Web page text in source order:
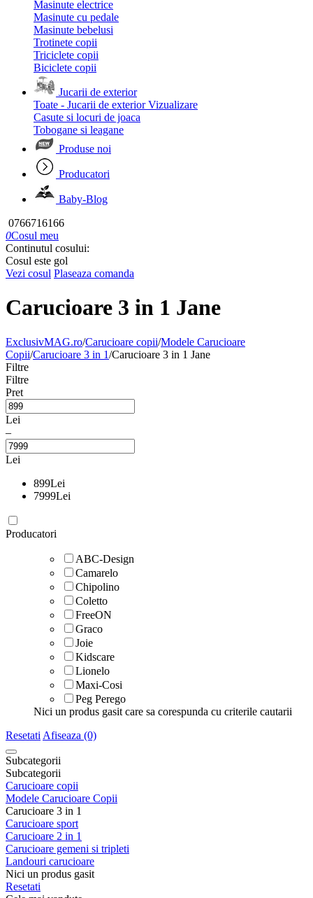
Masinute electrice
Masinute cu pedale
Masinute bebelusi
Trotinete copii
Triciclete copii
Biciclete copii
Jucarii de exterior
Toate - Jucarii de exterior Vizualizare
Casute si locuri de joaca
Tobogane si leagane
Produse noi
Producatori
Baby-Blog
0766716166
0Cosul meu
Continutul cosului:
Cosul este gol
Vezi cosul Plaseaza comanda
Carucioare 3 in 1 Jane
ExclusivMAG.ro/Carucioare copii/Modele Carucioare
Copii/Carucioare 3 in 1/Carucioare 3 in 1 Jane
Filtre
Filtre
Pret
Lei
–
Lei
899Lei
7999Lei
Producatori
ABC-Design
Camarelo
Chipolino
Coletto
FreeON
Graco
Joie
Kidscare
Lionelo
Maxi-Cosi
Peg Perego
Nici un produs gasit care sa corespunda cu criterile cautarii
Resetati Afiseaza (0)
Subcategorii
Subcategorii
Carucioare copii
Modele Carucioare Copii
Carucioare 3 in 1
Carucioare sport
Carucioare 2 in 1
Carucioare gemeni si tripleti
Landouri carucioare
Nici un produs gasit
Resetati